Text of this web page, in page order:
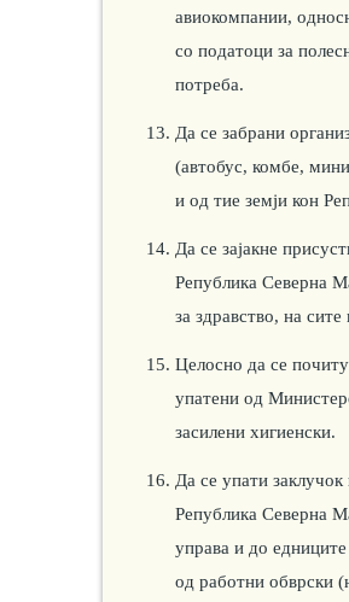
авиокомпании,
со податоци за
потреба.
Да се забрани
(автобус, комбе,
и од тие земји кон
Да се зајакне
Република Северна
за здравство, на
Целосно да се
упатени од
засилени хигиенски.
Да се упати
Република Северна
управа и до
од работни обврски